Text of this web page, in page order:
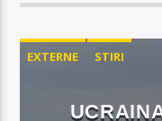
EXTERNE STIRI